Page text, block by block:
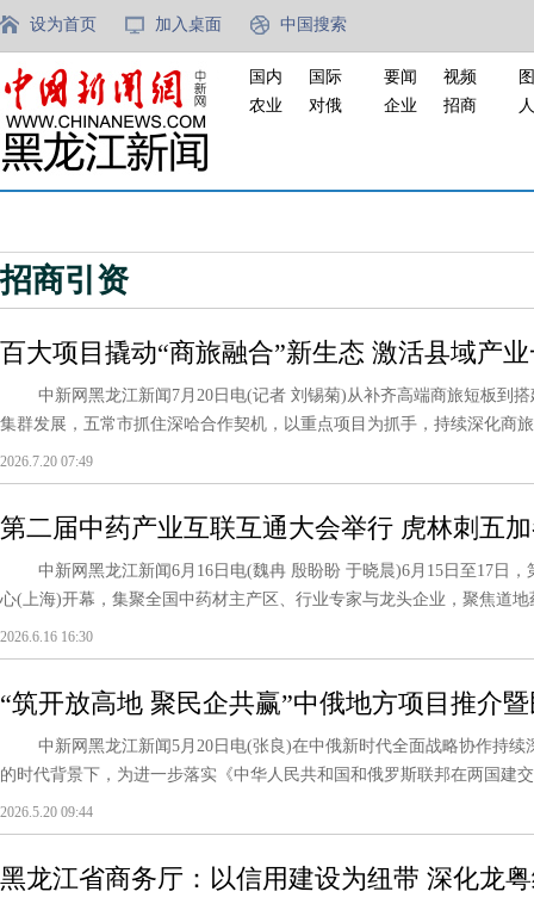
设为首页 加入桌面 中国搜索
国内
国际
农业
对俄
要闻
视频
企业
招商
招商引资
百大项目撬动“商旅融合”新生态 激活县域产
中新网黑龙江新闻7月20日电(记者 刘锡菊)从补齐高端商旅短板到搭
集群发展，五常市抓住深哈合作契机，以重点项目为抓手，持续深化商
2026.7.20 07:49
第二届中药产业互联互通大会举行 虎林刺五
中新网黑龙江新闻6月16日电(魏冉 殷盼盼 于晓晨)6月15日至17日，
心(上海)开幕，集聚全国中药材主产区、行业专家与龙头企业，聚焦道
2026.6.16 16:30
“筑开放高地 聚民企共赢”中俄地方项目推介
滨举行
中新网黑龙江新闻5月20日电(张良)在中俄新时代全面战略协作持续
的时代背景下，为进一步落实《中华人民共和国和俄罗斯联邦在两国建
2026.5.20 09:44
黑龙江省商务厅：以信用建设为纽带 深化龙